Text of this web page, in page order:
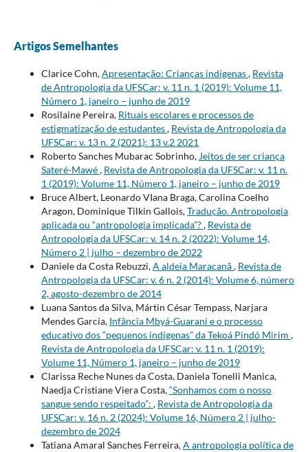
Artigos Semelhantes
Clarice Cohn,Apresentação: Crianças indígenas, Revista
de Antropologia da UFSCar: v. 11 n. 1 (2019): Volume 11,
Número 1, janeiro – junho de 2019
Rosilaine Pereira, Rituais escolares e processos de
estigmatização de estudantes, Revista de Antropologia da
UFSCar: v. 13 n. 2 (2021): 13 v.2 2021
Roberto Sanches Mubarac Sobrinho, Jeitos de ser criança
Sateré-Mawé, Revista de Antropologia da UFSCar: v. 11 n.
1 (2019): Volume 11, Número 1, janeiro – junho de 2019
Bruce Albert, Leonardo VIana Braga, Carolina Coelho
Aragon, Dominique Tilkin Gallois,Tradução. Antropologia
aplicada ou “antropologia implicada”?, Revista de
Antropologia da UFSCar: v. 14 n. 2 (2022): Volume 14,
Número 2 | julho – dezembro de 2022
Daniele da Costa Rebuzzi,A aldeia Maracanã, Revista de
Antropologia da UFSCar: v. 6 n. 2 (2014): Volume 6, número
2, agosto-dezembro de 2014
Luana Santos da Silva, Mártin César Tempass, Narjara
Mendes Garcia, Infância Mbyá-Guarani e o processo
educativo dos “pequenos indígenas” da Tekoá Pindó Mirim ,
Revista de Antropologia da UFSCar: v. 11 n. 1 (2019):
Volume 11, Número 1, janeiro – junho de 2019
Clarissa Reche Nunes da Costa, Daniela Tonelli Manica,
Naedja Cristiane Viera Costa,“Sonhamos com o nosso
sangue sendo respeitado”: , Revista de Antropologia da
UFSCar: v. 16 n. 2 (2024): Volume 16, Número 2 | julho-
dezembro de 2024
Tatiana Amaral Sanches Ferreira,A antropologia política de